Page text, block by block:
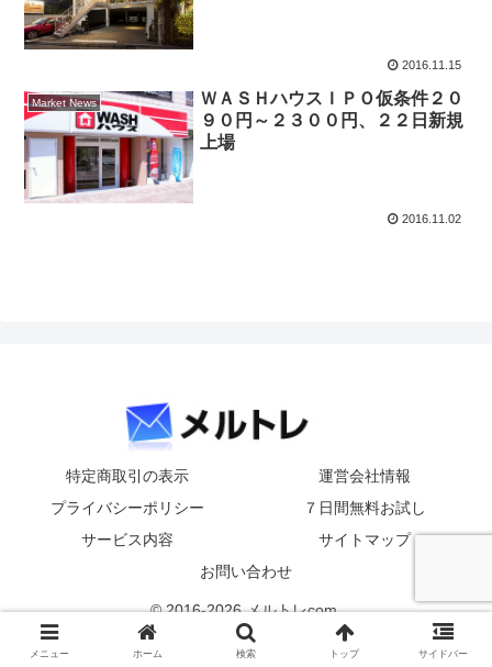
2016.11.15
Market News
ＷＡＳＨハウスＩＰＯ仮条件２０
９０円～２３００円、２２日新規
上場
2016.11.02
特定商取引の表示
運営会社情報
プライバシーポリシー
７日間無料お試し
サービス内容
サイトマップ
お問い合わせ
© 2016-2026 メルトレcom.
メニュー ホーム 検索 トップ サイドバー